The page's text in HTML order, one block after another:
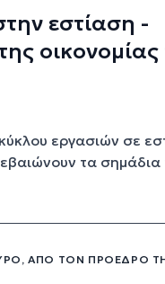
εστίαση -
εργασιών σε
τα σημάδια
ΑΠΌ ΤΟΝ ΠΡΌΕΔΡΟ